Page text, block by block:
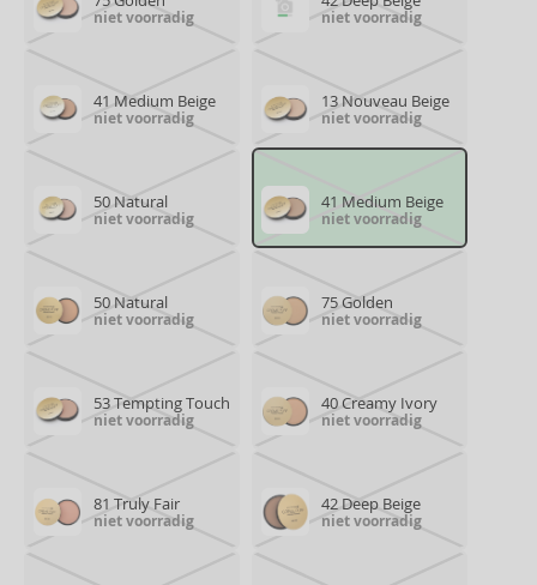
niet voorradig niet voorradig
41 Medium Beige
niet voorradig
13 Nouveau Beige
niet voorradig
50 Natural
niet voorradig
41 Medium Beige
niet voorradig
50 Natural
niet voorradig
75 Golden
niet voorradig
53 Tempting Touch
niet voorradig
40 Creamy Ivory
niet voorradig
81 Truly Fair
niet voorradig
42 Deep Beige
niet voorradig